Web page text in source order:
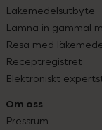
Läkemedelsutbyte
Lämna in gammal
Resa med
Receptregistret
Elektroniskt
Om oss
Pressrum